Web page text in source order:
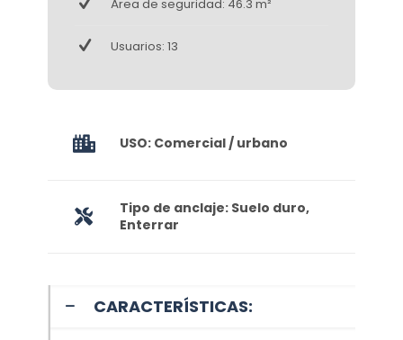
Área de seguridad: 46.3 m²
Usuarios: 13
USO: Comercial / urbano
Tipo de anclaje: Suelo duro,
Enterrar
CARACTERÍSTICAS: